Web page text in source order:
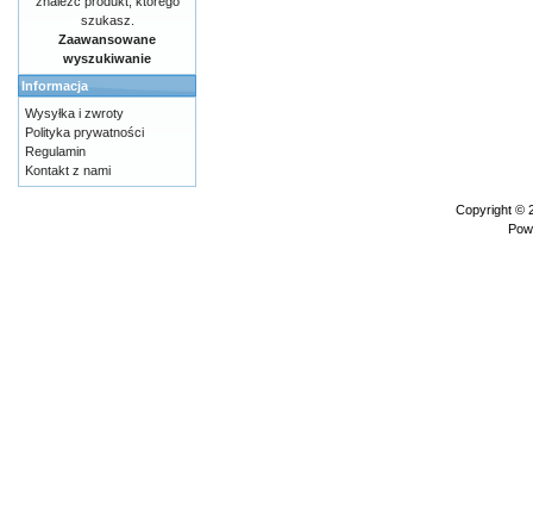
szukasz.
Zaawansowane
wyszukiwanie
Informacja
Wysyłka i zwroty
Polityka prywatności
Regulamin
Kontakt z nami
Copyright ©